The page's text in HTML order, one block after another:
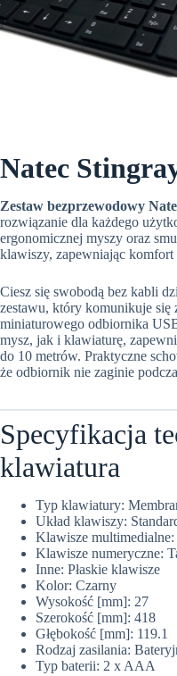
Natec
Zestaw bezprzewodowy
rozwiązanie dla każdego
ergonomicznej myszy oraz
klawiszy, zapewniając
Ciesz się swobodą bez kabli
zestawu, który komunikuje się
miniaturowego odbiornika
mysz, jak i klawiaturę,
do 10 metrów. Praktyczne
że odbiornik nie zaginie
Specyfikacja
klawiatura
Typ klawiatury:
Układ klawiszy:
Klawisze multimedialne:
Klawisze numeryczne:
Inne: Płaskie klawisze
Kolor: Czarny
Wysokość [mm]: 27
Szerokość [mm]: 418
Głębokość [mm]: 119.1
Rodzaj zasilania:
Typ baterii: 2 x AAA